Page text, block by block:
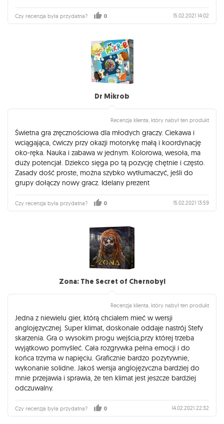
Czy recenzja była przydatna? 0 15.02.2021 14:02
Dr Mikrob
Recenzja klienta, który nabył ten produkt
Świetna gra zręcznościowa dla młodych graczy. Ciekawa i
wciągająca, ćwiczy przy okazji motorykę małą i koordynację
oko-ręka. Nauka i zabawa w jednym. Kolorowa, wesoła, ma
duży potencjał. Dziekco sięga po tą pozycję chętnie i często.
Zasady dość proste, można szybko wytłumaczyć, jeśli do
grupy dołączy nowy gracz. Idelany prezent
Czy recenzja była przydatna? 0 15.02.2021 13:59
Zona: The Secret of Chernobyl
Recenzja klienta, który nabył ten produkt
Jedna z niewielu gier, którą chcialem mieć w wersji
anglojęzycznej. Super klimat, doskonale oddaje nastrój Stefy
skarzenia. Gra o wysokim progu wejścia,przy której trzeba
wyjątkowo pomyśleć. Cała rozgrywka pełna emocji i do
końca trzyma w napięciu. Graficznie bardzo pozytywnie,
wykonanie solidne. Jakoś wersja anglojęzyczna bardziej do
mnie przejawia i sprawia, że ten klimat jest jeszcze bardziej
odczuwalny.
Czy recenzja była przydatna? 0 14.02.2021 22:32